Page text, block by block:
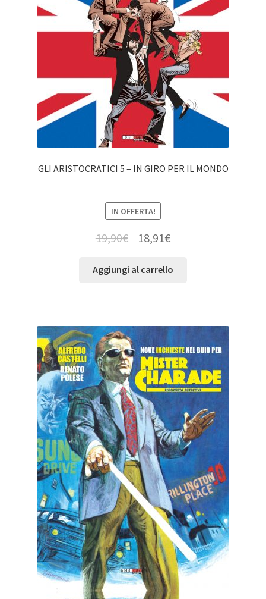
GLI ARISTOCRATICI 5 – IN GIRO PER IL MONDO
IN OFFERTA!
19,90€ 18,91€
Aggiungi al carrello